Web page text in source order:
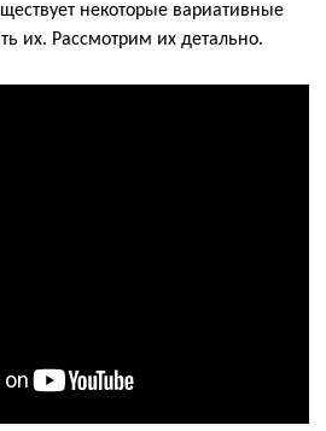
некоторые вариативные
их. Рассмотрим их детально.